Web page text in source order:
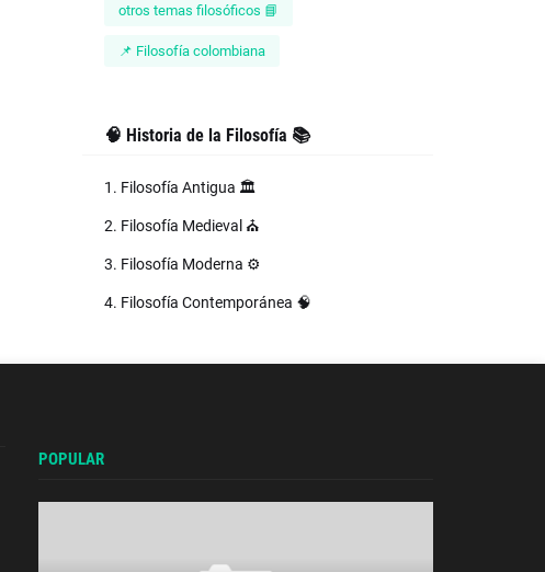
otros temas filosóficos 📘
📌 Filosofía colombiana
🧠 Historia de la Filosofía 📚
1. Filosofía Antigua 🏛️
2. Filosofía Medieval ⛪
3. Filosofía Moderna ⚙️
4. Filosofía Contemporánea 🧠
POPULAR